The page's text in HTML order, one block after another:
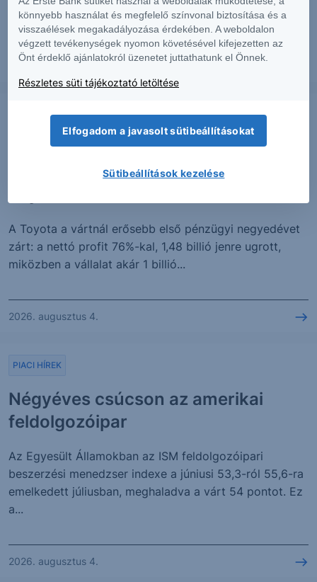
várakozásokat. Az árbevétel 93%-kal, 1,94 milliárd...
2026. augusztus 4.
Megugró profit után rekord
részvényvisszavásárlásra készül a
PIACI HÍREK
A Toyota a vártnál erősebb első pénzügyi negyedévet
zárt: a nettó profit 76%-kal, 1,48 billió jenre ugrott,
miközben a vállalat akár 1 billió...
2026. augusztus 4.
Négyéves csúcson az amerikai
feldolgozóipar
PIACI HÍREK
Az Egyesült Államokban az ISM feldolgozóipari
beszerzési menedzser indexe a júniusi 53,3-ról 55,6-ra
emelkedett júliusban, meghaladva a várt 54 pontot. Ez
a...
2026. augusztus 4.
könnyebb használat és megfelelő színvonal biztosítása és a
visszaélések megakadályozása érdekében. A weboldalon
végzett tevékenységek nyomon követésével kifejezetten az
Önt érdeklő ajánlatokról üzenetet juttathatunk el Önnek.
Részletes süti tájékoztató letöltése
Elfogadom a javasolt sütibeállításokat
Sütibeállítások kezelése